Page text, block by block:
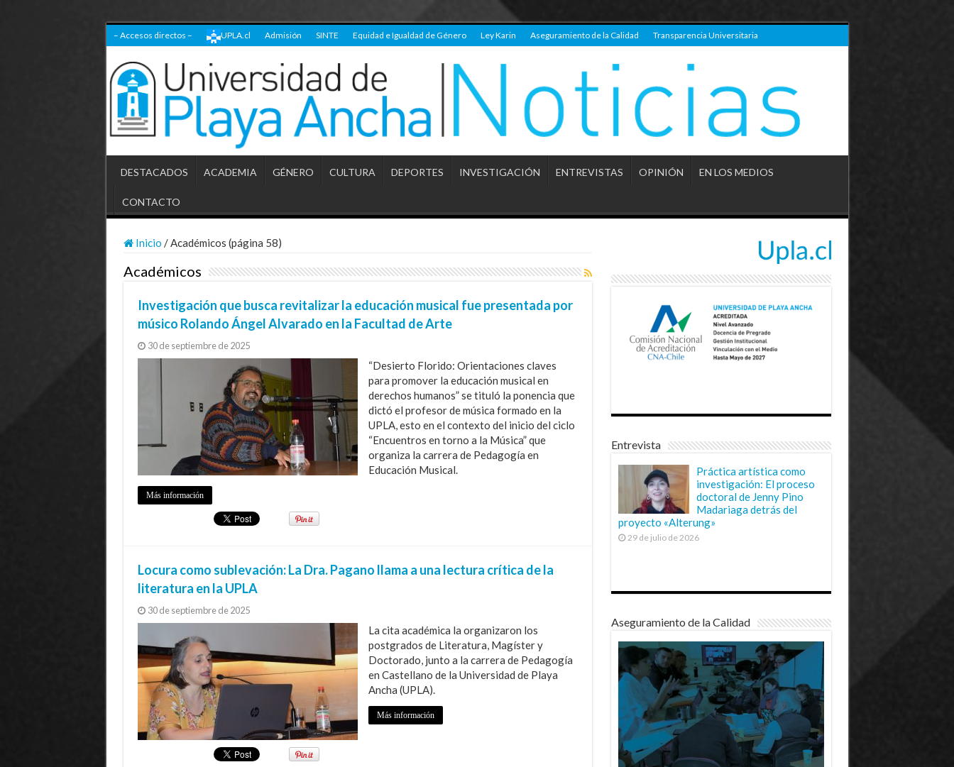
– Accesos directos – UPLA.cl Admisión SINTE Equidad e Igualdad de Género Ley Karin Aseguramiento de la Calidad Transparencia Universitaria
DESTACADOS ACADEMIA GÉNERO CULTURA DEPORTES INVESTIGACIÓN ENTREVISTAS OPINIÓN EN LOS MEDIOS
CONTACTO
Inicio / Académicos (página 58)
Académicos
Investigación que busca revitalizar la educación musical fue presentada por
músico Rolando Ángel Alvarado en la Facultad de Arte
30 de septiembre de 2025
“Desierto Florido: Orientaciones claves
para promover la educación musical en
derechos humanos” se tituló la ponencia que
dictó el profesor de música formado en la
UPLA, esto en el contexto del inicio del ciclo
“Encuentros en torno a la Música” que
organiza la carrera de Pedagogía en
Educación Musical.
Más información
Locura como sublevación: La Dra. Pagano llama a una lectura crítica de la
literatura en la UPLA
30 de septiembre de 2025
La cita académica la organizaron los
postgrados de Literatura, Magíster y
Doctorado, junto a la carrera de Pedagogía
en Castellano de la Universidad de Playa
Ancha (UPLA).
Más información
Entrevista
Práctica artística como
investigación: El proceso
doctoral de Jenny Pino
Madariaga detrás del
proyecto «Alterung»
29 de julio de 2026
Aseguramiento de la Calidad